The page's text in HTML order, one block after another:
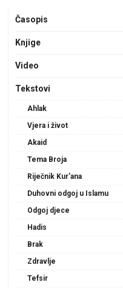
Časopis
Knjige
Video
Tekstovi
Ahlak
Vjera i život
Akaid
Tema Broja
Riječnik Kur'ana
Duhovni odgoj u Islamu
Odgoj djece
Hadis
Brak
Zdravlje
Tefsir